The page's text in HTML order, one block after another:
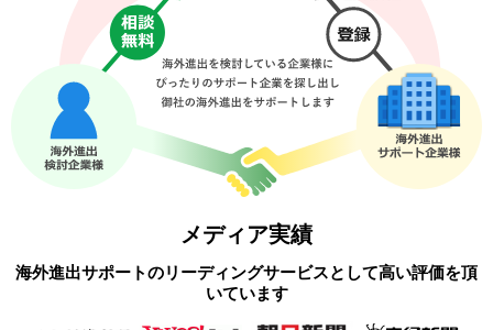
メディア実績
海外進出サポートのリーディングサービスとして高い評価を頂
いています